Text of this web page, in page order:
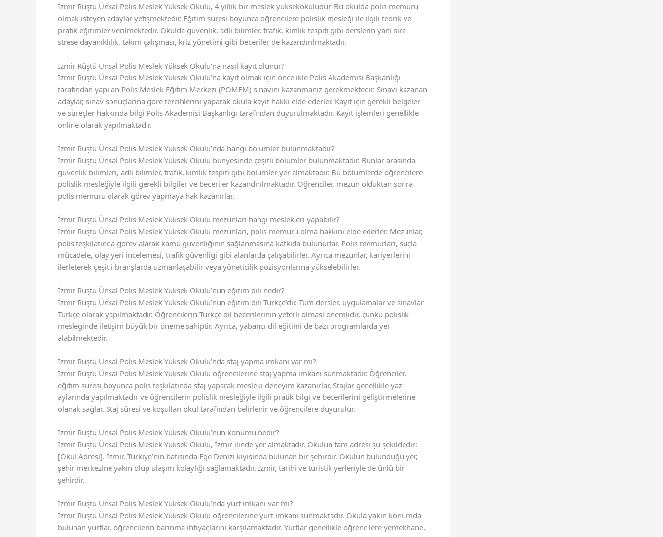
İzmir Rüştü Ünsal Polis Meslek Yüksek Okulu, 4 yıllık bir meslek yüksekokuludur. Bu okulda polis memuru
olmak isteyen adaylar yetişmektedir. Eğitim süresi boyunca öğrencilere polislik mesleği ile ilgili teorik ve
pratik eğitimler verilmektedir. Okulda güvenlik, adli bilimler, trafik, kimlik tespiti gibi derslerin yanı sıra
strese dayanıklılık, takım çalışması, kriz yönetimi gibi beceriler de kazandırılmaktadır.
İzmir Rüştü Ünsal Polis Meslek Yüksek Okulu’na nasıl kayıt olunur?
İzmir Rüştü Ünsal Polis Meslek Yüksek Okulu’na kayıt olmak için öncelikle Polis Akademisi Başkanlığı
tarafından yapılan Polis Meslek Eğitim Merkezi (POMEM) sınavını kazanmanız gerekmektedir. Sınavı kazanan
adaylar, sınav sonuçlarına göre tercihlerini yaparak okula kayıt hakkı elde ederler. Kayıt için gerekli belgeler
ve süreçler hakkında bilgi Polis Akademisi Başkanlığı tarafından duyurulmaktadır. Kayıt işlemleri genellikle
online olarak yapılmaktadır.
İzmir Rüştü Ünsal Polis Meslek Yüksek Okulu’nda hangi bölümler bulunmaktadır?
İzmir Rüştü Ünsal Polis Meslek Yüksek Okulu bünyesinde çeşitli bölümler bulunmaktadır. Bunlar arasında
güvenlik bilimleri, adli bilimler, trafik, kimlik tespiti gibi bölümler yer almaktadır. Bu bölümlerde öğrencilere
polislik mesleğiyle ilgili gerekli bilgiler ve beceriler kazandırılmaktadır. Öğrenciler, mezun olduktan sonra
polis memuru olarak görev yapmaya hak kazanırlar.
İzmir Rüştü Ünsal Polis Meslek Yüksek Okulu mezunları hangi meslekleri yapabilir?
İzmir Rüştü Ünsal Polis Meslek Yüksek Okulu mezunları, polis memuru olma hakkını elde ederler. Mezunlar,
polis teşkilatında görev alarak kamu güvenliğinin sağlanmasına katkıda bulunurlar. Polis memurları, suçla
mücadele, olay yeri incelemesi, trafik güvenliği gibi alanlarda çalışabilirler. Ayrıca mezunlar, kariyerlerini
ilerleterek çeşitli branşlarda uzmanlaşabilir veya yöneticilik pozisyonlarına yükselebilirler.
İzmir Rüştü Ünsal Polis Meslek Yüksek Okulu’nun eğitim dili nedir?
İzmir Rüştü Ünsal Polis Meslek Yüksek Okulu’nun eğitim dili Türkçe’dir. Tüm dersler, uygulamalar ve sınavlar
Türkçe olarak yapılmaktadır. Öğrencilerin Türkçe dil becerilerinin yeterli olması önemlidir, çünkü polislik
mesleğinde iletişim büyük bir öneme sahiptir. Ayrıca, yabancı dil eğitimi de bazı programlarda yer
alabilmektedir.
İzmir Rüştü Ünsal Polis Meslek Yüksek Okulu’nda staj yapma imkanı var mı?
İzmir Rüştü Ünsal Polis Meslek Yüksek Okulu öğrencilerine staj yapma imkanı sunmaktadır. Öğrenciler,
eğitim süresi boyunca polis teşkilatında staj yaparak mesleki deneyim kazanırlar. Stajlar genellikle yaz
aylarında yapılmaktadır ve öğrencilerin polislik mesleğiyle ilgili pratik bilgi ve becerilerini geliştirmelerine
olanak sağlar. Staj süresi ve koşulları okul tarafından belirlenir ve öğrencilere duyurulur.
İzmir Rüştü Ünsal Polis Meslek Yüksek Okulu’nun konumu nedir?
İzmir Rüştü Ünsal Polis Meslek Yüksek Okulu, İzmir ilinde yer almaktadır. Okulun tam adresi şu şekildedir:
[Okul Adresi]. İzmir, Türkiye’nin batısında Ege Denizi kıyısında bulunan bir şehirdir. Okulun bulunduğu yer,
şehir merkezine yakın olup ulaşım kolaylığı sağlamaktadır. İzmir, tarihi ve turistik yerleriyle de ünlü bir
şehirdir.
İzmir Rüştü Ünsal Polis Meslek Yüksek Okulu’nda yurt imkanı var mı?
İzmir Rüştü Ünsal Polis Meslek Yüksek Okulu öğrencilerine yurt imkanı sunmaktadır. Okula yakın konumda
bulunan yurtlar, öğrencilerin barınma ihtiyaçlarını karşılamaktadır. Yurtlar genellikle öğrencilere yemekhane,